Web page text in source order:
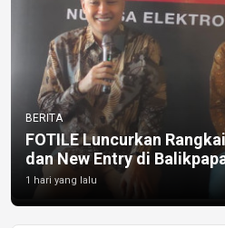
BERITA
FOTILE Luncurkan
dan New Entry di
1 hari yang lalu